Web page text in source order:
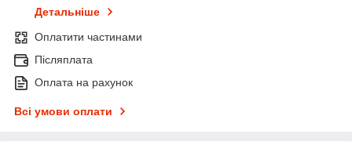
Детальніше
Оплатити частинами
Післяплата
Оплата на рахунок
Всі умови оплати